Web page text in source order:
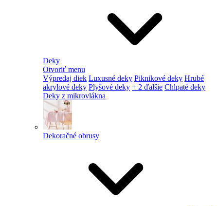
Deky
Otvoriť menu
Výpredaj diek Luxusné deky Piknikové deky Hrubé
akrylové deky Plyšové deky + 2 ďalšie Chlpaté deky
Deky z mikrovlákna
Dekoračné obrusy